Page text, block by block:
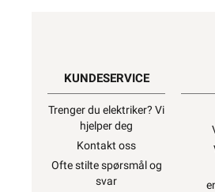
KUNDESERVICE
Trenger du elektriker? Vi
hjelper deg
Kontakt oss
Ofte stilte spørsmål og
svar